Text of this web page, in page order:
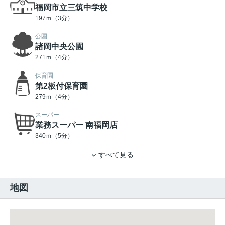
福岡市立三筑中学校
197ｍ（3分）
公園
諸岡中央公園
271ｍ（4分）
保育園
第2板付保育園
279ｍ（4分）
スーパー
業務スーパー 南福岡店
340ｍ（5分）
すべて見る
地図